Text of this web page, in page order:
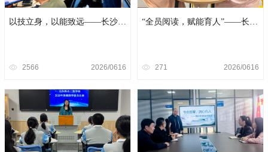
以技立身，以能致远——长沙科
2566 16
2026/06
“全员阅读，赋能育人”——长沙
271 16
2026/06